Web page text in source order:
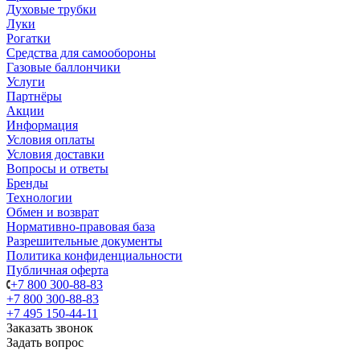
Духовые трубки
Луки
Рогатки
Средства для самообороны
Газовые баллончики
Услуги
Партнёры
Акции
Информация
Условия оплаты
Условия доставки
Вопросы и ответы
Бренды
Технологии
Обмен и возврат
Нормативно-правовая база
Разрешительные документы
Политика конфиденциальности
Публичная оферта
+7 800 300-88-83
+7 800 300-88-83
+7 495 150-44-11
Заказать звонок
Задать вопрос